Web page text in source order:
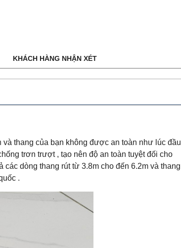
KHÁCH HÀNG NHẬN XÉT
và thang của bạn không được an toàn như lúc đầu
trơn trượt , tạo nên độ an toàn tuyệt đối cho
dòng thang rút từ 3.8m cho đến 6.2m và thang
.